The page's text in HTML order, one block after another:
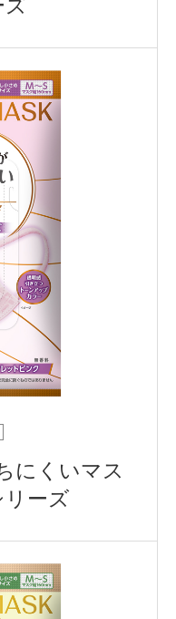
にくいマス
ーズ